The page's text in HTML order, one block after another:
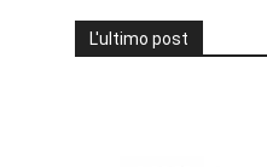
L'ultimo post